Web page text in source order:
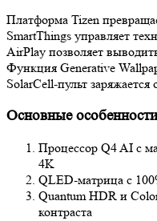
Платформа Tizen
SmartThings управляет
AirPlay позволяет
Функция Generative
SolarCell-пульт заряжается
Основные
Процессор Q4 AI с
4K
QLED-матрица с
Quantum HDR и
контраста